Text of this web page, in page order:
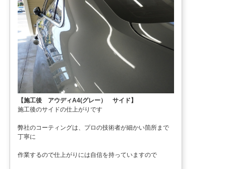
【施工後 アウディA4(グレー） サイド】
施工後のサイドの仕上がりです
弊社のコーティングは、プロの技術者が細かい箇所まで
丁寧に
作業するので仕上がりには自信を持っていますので